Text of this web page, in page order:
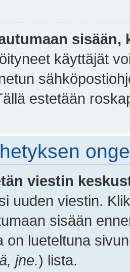
sisään,
käyttäjät
estetään
viestin
uuden viestin.
sisään
on lueteltuna
jne.) lista.